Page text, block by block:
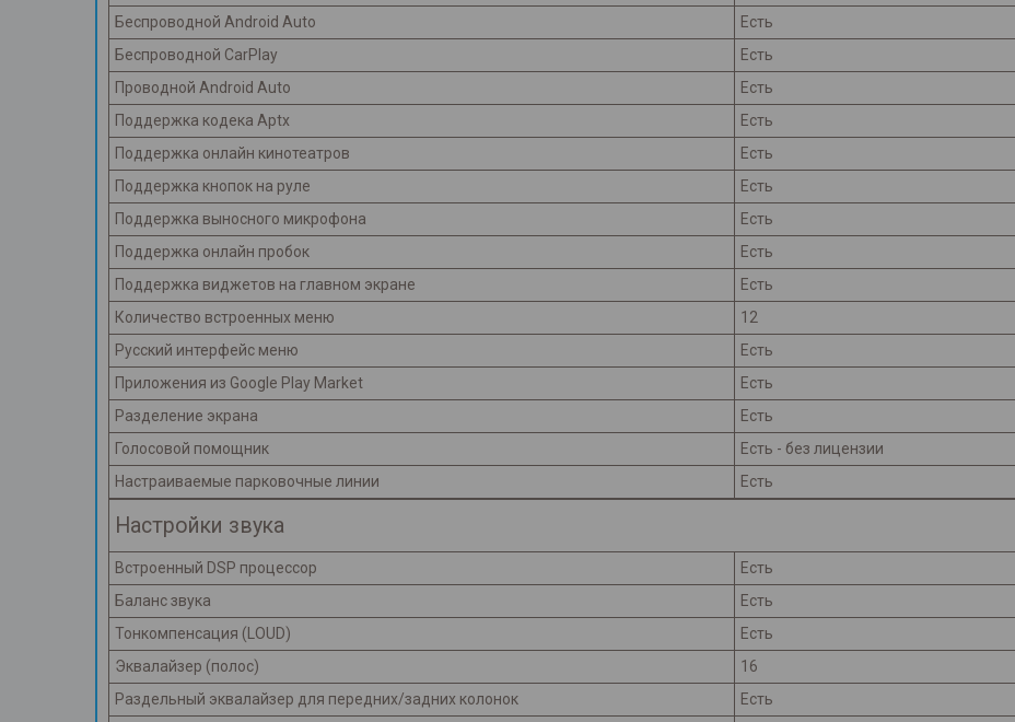
Беспроводной Android Auto
Есть
Беспроводной CarPlay
Есть
Проводной Android Auto
Есть
Поддержка кодека Aptx
Есть
Поддержка онлайн кинотеатров
Есть
Поддержка кнопок на руле
Есть
Поддержка выносного микрофона
Есть
Поддержка онлайн пробок
Есть
Поддержка виджетов на главном экране
Есть
Количество встроенных меню
12
Русский интерфейс меню
Есть
Приложения из Google Play Market
Есть
Разделение экрана
Есть
Голосовой помощник
Есть - без лицензии
Настраиваемые парковочные линии
Есть
Настройки звука
Встроенный DSP процессор
Есть
Баланс звука
Есть
Тонкомпенсация (LOUD)
Есть
Эквалайзер (полос)
16
Раздельный эквалайзер для передних/задних колонок
Есть